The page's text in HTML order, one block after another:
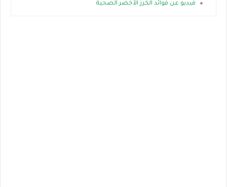
فيديو عن فوائد الكرز الأخضر الصحية